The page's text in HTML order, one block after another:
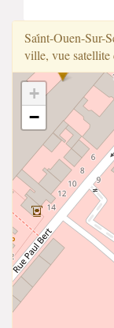
Sai̇̇nt-Ouen-Sur-
ville, vue satellite
+
−